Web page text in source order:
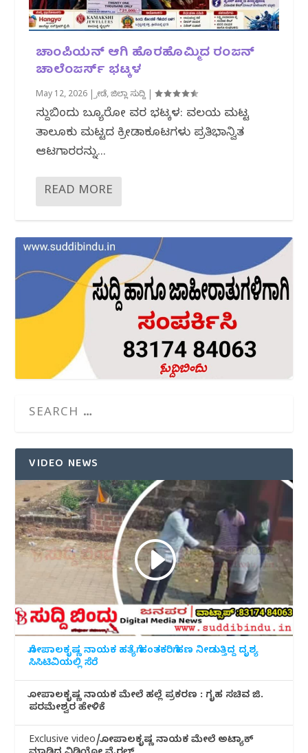
ಚಾಂಪಿಯನ್ ಆಗಿ ಹೊರಹೊಮ್ಮಿದ ರಂಜನ್
ಚಾಲೆಂಜರ್ಸ್ ಭಟ್ಕಳ
May 12, 2026 |ಕ್ರೀಡೆ,ಜಿಲ್ಲಾ ಸುದ್ದಿ |
ಸುದ್ದಿಬಿಂದು ಬ್ಯೂರೋ ವರದಿ ಭಟ್ಕಳ: ವಲಯ ಮಟ್ಟ
ತಾಲೂಕು ಮಟ್ಟದ ಕ್ರೀಡಾಕೂಟಗಳು ಪ್ರತಿಭಾನ್ವಿತ
ಆಟಗಾರರನ್ನು...
READ MORE
VIDEO NEWS
ಗೋಪಾಲಕೃಷ್ಣ ನಾಯಕ ಹತ್ಯೆಗೆ ಹಂತಕರಿಗೆ ಹಣ ನೀಡುತ್ತಿದ್ದ ದೃಶ್ಯ
ಸಿಸಿಟಿವಿಯಲ್ಲಿ ಸೆರೆ
ಗೋಪಾಲಕೃಷ್ಣ ನಾಯಕ ಮೇಲೆ ಹಲ್ಲೆ ಪ್ರಕರಣ : ಗೃಹ ಸಚಿವ ಜಿ.
ಪರಮೇಶ್ವರ ಹೇಳಿಕೆ
Exclusive video/ಗೋಪಾಲಕೃಷ್ಣ ನಾಯಕ ಮೇಲೆ ಅಟ್ಯಾಕ್